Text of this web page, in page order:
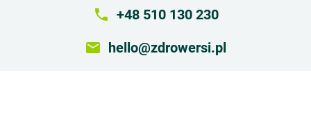
local_phone +48 510 130 230
email hello@zdrowersi.pl